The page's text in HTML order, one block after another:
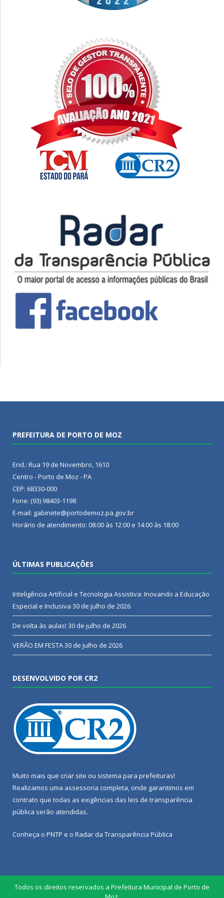
PREFEITURA DE PORTO DE MOZ
End.: Rua 19 de Novembro, 1610
Centro - Porto de Moz - PA
CEP: 68330-000
Fone: (93) 98403-1198
E-mail: gabinete@portodemoz.pa.gov.br
Horário de atendimento: 08:00 às 12:00 e 14:00 às 18:00
ÚLTIMAS PUBLICAÇÕES
Inteligência Artificial e Tecnologia Assistiva: Inovando a Educação
Especial e Inclusiva 30 de julho de 2026
De volta às aulas! 30 de julho de 2026
VERÃO EM FESTA30 de julho de 2026
DESENVOLVIDO POR CR2
Muito mais que criar site ou sistema para prefeituras!
Realizamos uma assessoria completa, onde garantimos em
contrato que todas as exigências das leis de transparência
pública serão atendidas.
Conheça o PNTP e o Radar da Transparência Pública
Todos os direitos reservados a Prefeitura Municipal de Porto de